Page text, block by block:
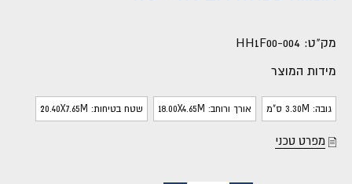
מק"ט: HH1F00-004
מידות המוצר
גובה: 3.30M ס"מ אורך ורוחב: 18.00X4.65M שטח בטיחות: 20.40X7.65M
מפרט טכני